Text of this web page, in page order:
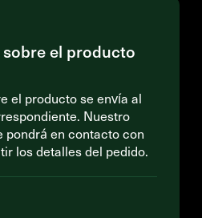
el producto
el producto se envía al
Nuestro
pondrá en contacto con
los detalles del pedido.